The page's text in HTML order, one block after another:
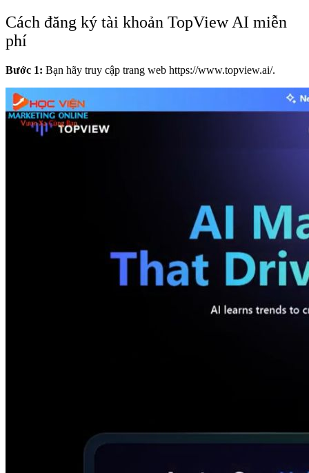
Cách đăng ký tài khoản TopView AI miễn
phí
Bước 1: Bạn hãy truy cập trang web https://www.topview.ai/.